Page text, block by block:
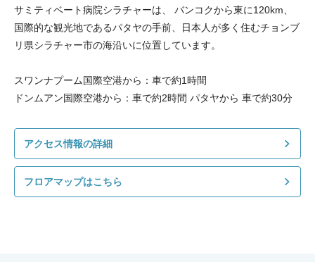
サミティベート病院シラチャーは、 バンコクから東に120km、
国際的な観光地であるパタヤの手前、日本人が多く住むチョンブ
リ県シラチャー市の海沿いに位置しています。
スワンナプーム国際空港から：車で約1時間
ドンムアン国際空港から：車で約2時間 パタヤから 車で約30分
アクセス情報の詳細
フロアマップはこちら